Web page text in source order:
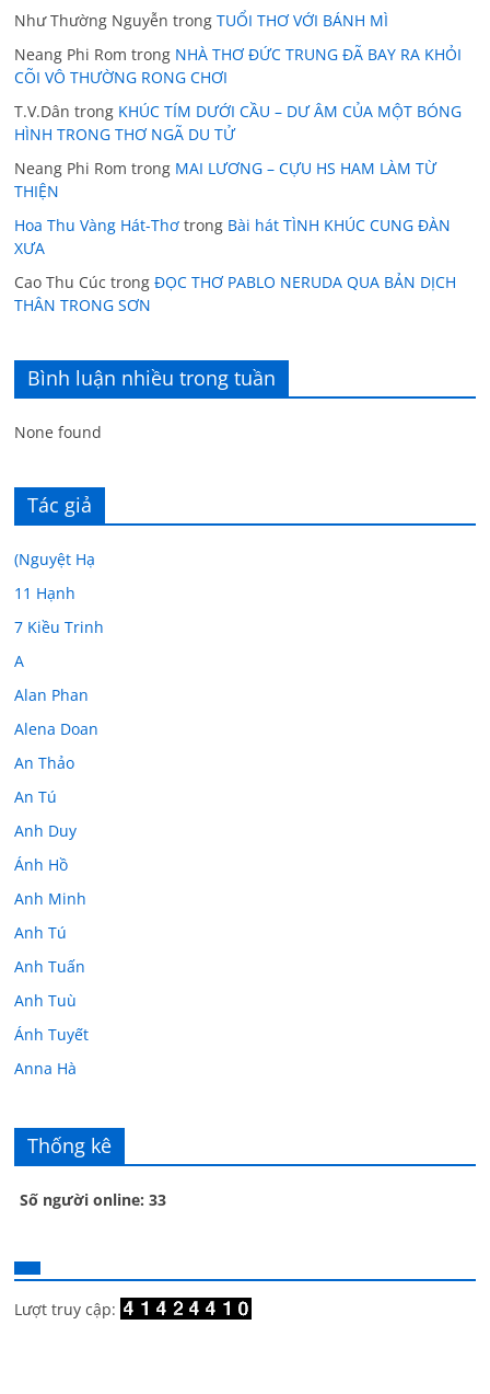
Như Thường Nguyễn trongTUỔI THƠ VỚI BÁNH MÌ
Neang Phi Rom trong NHÀ THƠ ĐỨC TRUNG ĐÃ BAY RA KHỎI
CÕI VÔ THƯỜNG RONG CHƠI
T.V.Dân trong KHÚC TÍM DƯỚI CẦU – DƯ ÂM CỦA MỘT BÓNG
HÌNH TRONG THƠ NGÃ DU TỬ
Neang Phi Rom trong MAI LƯƠNG – CỰU HS HAM LÀM TỪ
THIỆN
Hoa Thu Vàng Hát-Thơ trong Bài hát TÌNH KHÚC CUNG ĐÀN
XƯA
Cao Thu Cúc trongĐỌC THƠ PABLO NERUDA QUA BẢN DỊCH
THÂN TRONG SƠN
Bình luận nhiều trong tuần
None found
Tác giả
(Nguyệt Hạ
11 Hạnh
7 Kiều Trinh
A
Alan Phan
Alena Doan
An Thảo
An Tú
Anh Duy
Ánh Hồ
Anh Minh
Anh Tú
Anh Tuấn
Anh Tuù
Ánh Tuyết
Anna Hà
Âu Tú Vân
Bác sĩ Hoa
Bác sĩ Stephen Mak
Bác Đạt
Bạch Cúc
Thống kê
Số người online: 33
Lượt truy cập: